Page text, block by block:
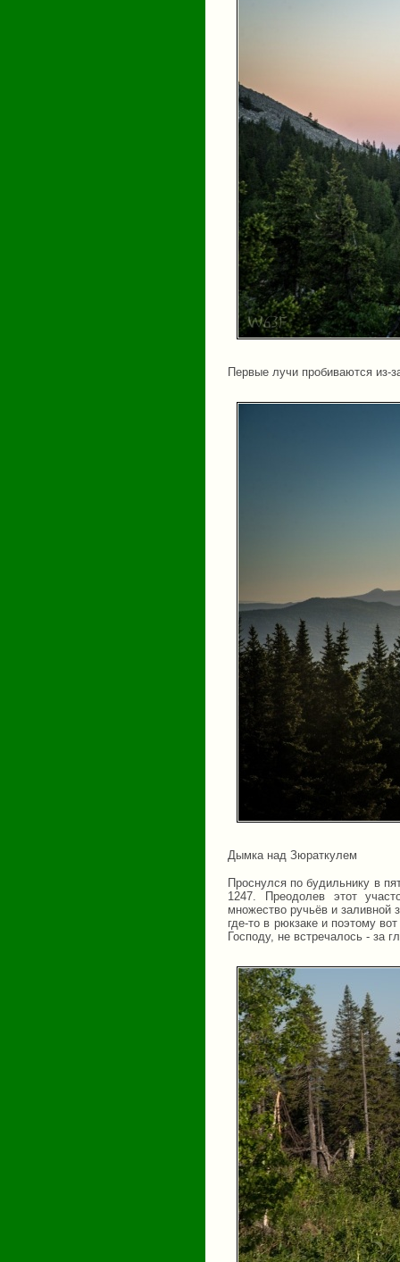
Первые лучи пробиваются из-
Дымка над Зюраткулем
Проснулся по будильнику в
1247. Преодолев этот
множество ручьёв и
где-то в рюкзаке и поэтому
Господу, не встречалось - за